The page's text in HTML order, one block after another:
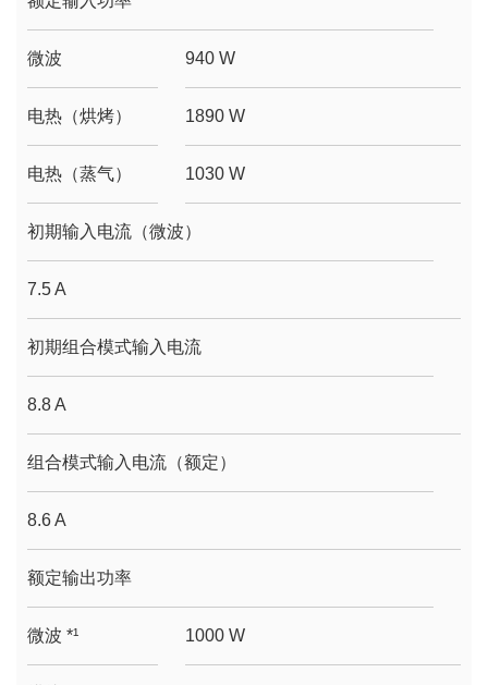
微波 940 W
电热（烘烤） 1890 W
电热（蒸气） 1030 W
初期输入电流（微波）
7.5 A
初期组合模式输入电流
8.8 A
组合模式输入电流（额定）
8.6 A
额定输出功率
微波 *¹ 1000 W